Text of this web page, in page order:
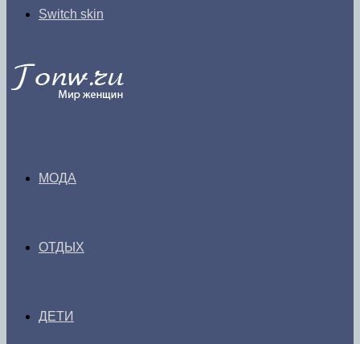
Switch skin
МОДА
ОТДЫХ
ДЕТИ